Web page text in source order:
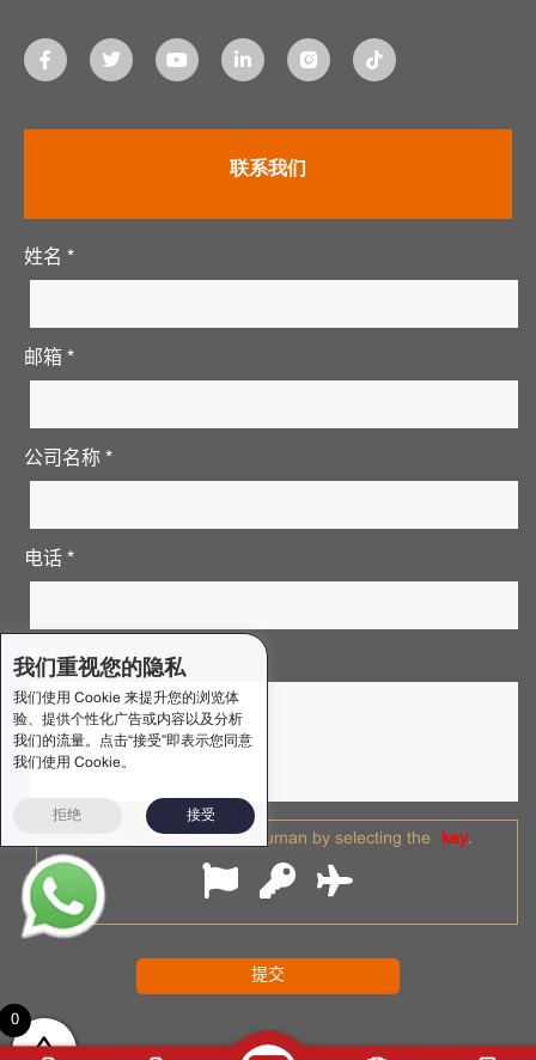
我们重视您的隐私
我们使用 Cookie 来提升您的浏览体
验、提供个性化广告或内容以及分析
我们的流量。点击“接受”即表示您同意
我们使用 Cookie。
拒绝 接受
联系我们
姓名 *
邮箱 *
公司名称 *
电话 *
需求说明 *
Please prove you are human by selecting the key.
0